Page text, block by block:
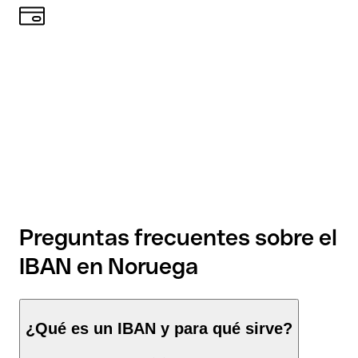
Preguntas frecuentes sobre el
IBAN en Noruega
¿Qué es un IBAN y para qué sirve?